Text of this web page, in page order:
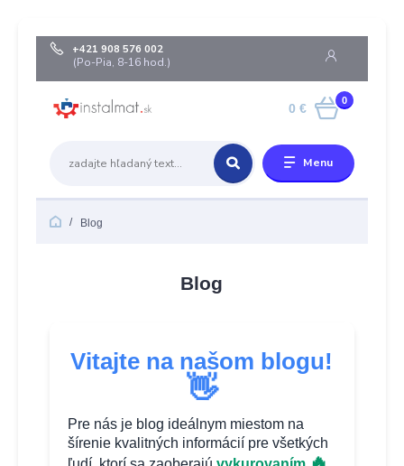
Menu
+421 908 576 002
(Po-Pia, 8-16 hod.)
0
0 €
Blog
Blog
Vitajte na našom blogu!
👋
Pre nás je blog ideálnym miestom na
šírenie kvalitných informácií pre všetkých